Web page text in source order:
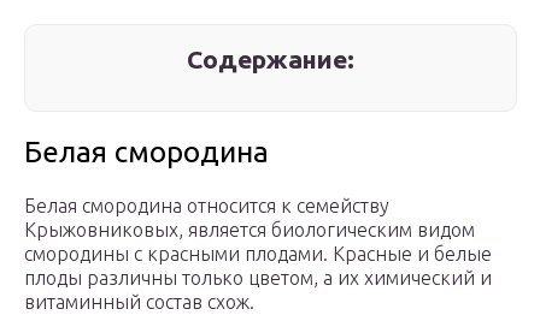
Содержание:
Белая смородина
Белая смородина относится к семейству
Крыжовниковых, является биологическим видом
смородины с красными плодами. Красные и белые
плоды различны только цветом, а их химический и
витаминный состав схож.